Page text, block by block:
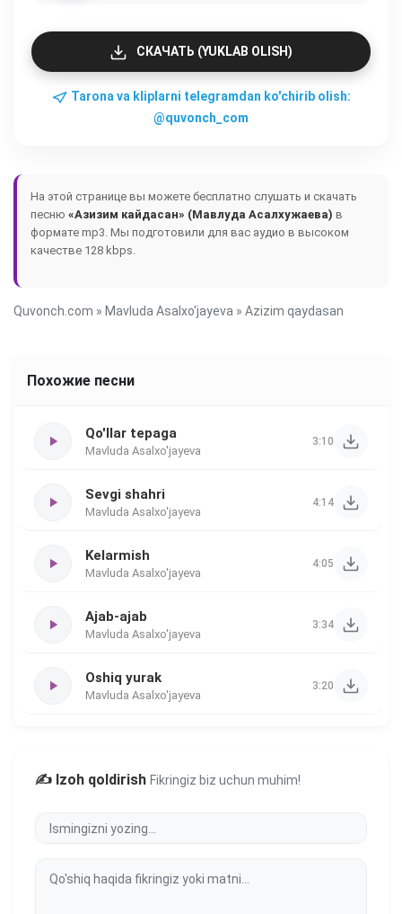
СКАЧАТЬ (YUKLAB OLISH)
Tarona va kliplarni telegramdan ko'chirib olish:
@quvonch_com
На этой странице вы можете бесплатно слушать и скачать
песню «Азизим кайдасан» (Мавлуда Асалхужаева) в
формате mp3. Мы подготовили для вас аудио в высоком
качестве 128 kbps.
Quvonch.com » Mavluda Asalxo'jayeva » Azizim qaydasan
Похожие песни
Qo'llar tepaga
Mavluda Asalxo'jayeva
3:10
Sevgi shahri
Mavluda Asalxo'jayeva
4:14
Kelarmish
Mavluda Asalxo'jayeva
4:05
Ajab-ajab
Mavluda Asalxo'jayeva
3:34
Oshiq yurak
Mavluda Asalxo'jayeva
3:20
✍️ Izoh qoldirish Fikringiz biz uchun muhim!